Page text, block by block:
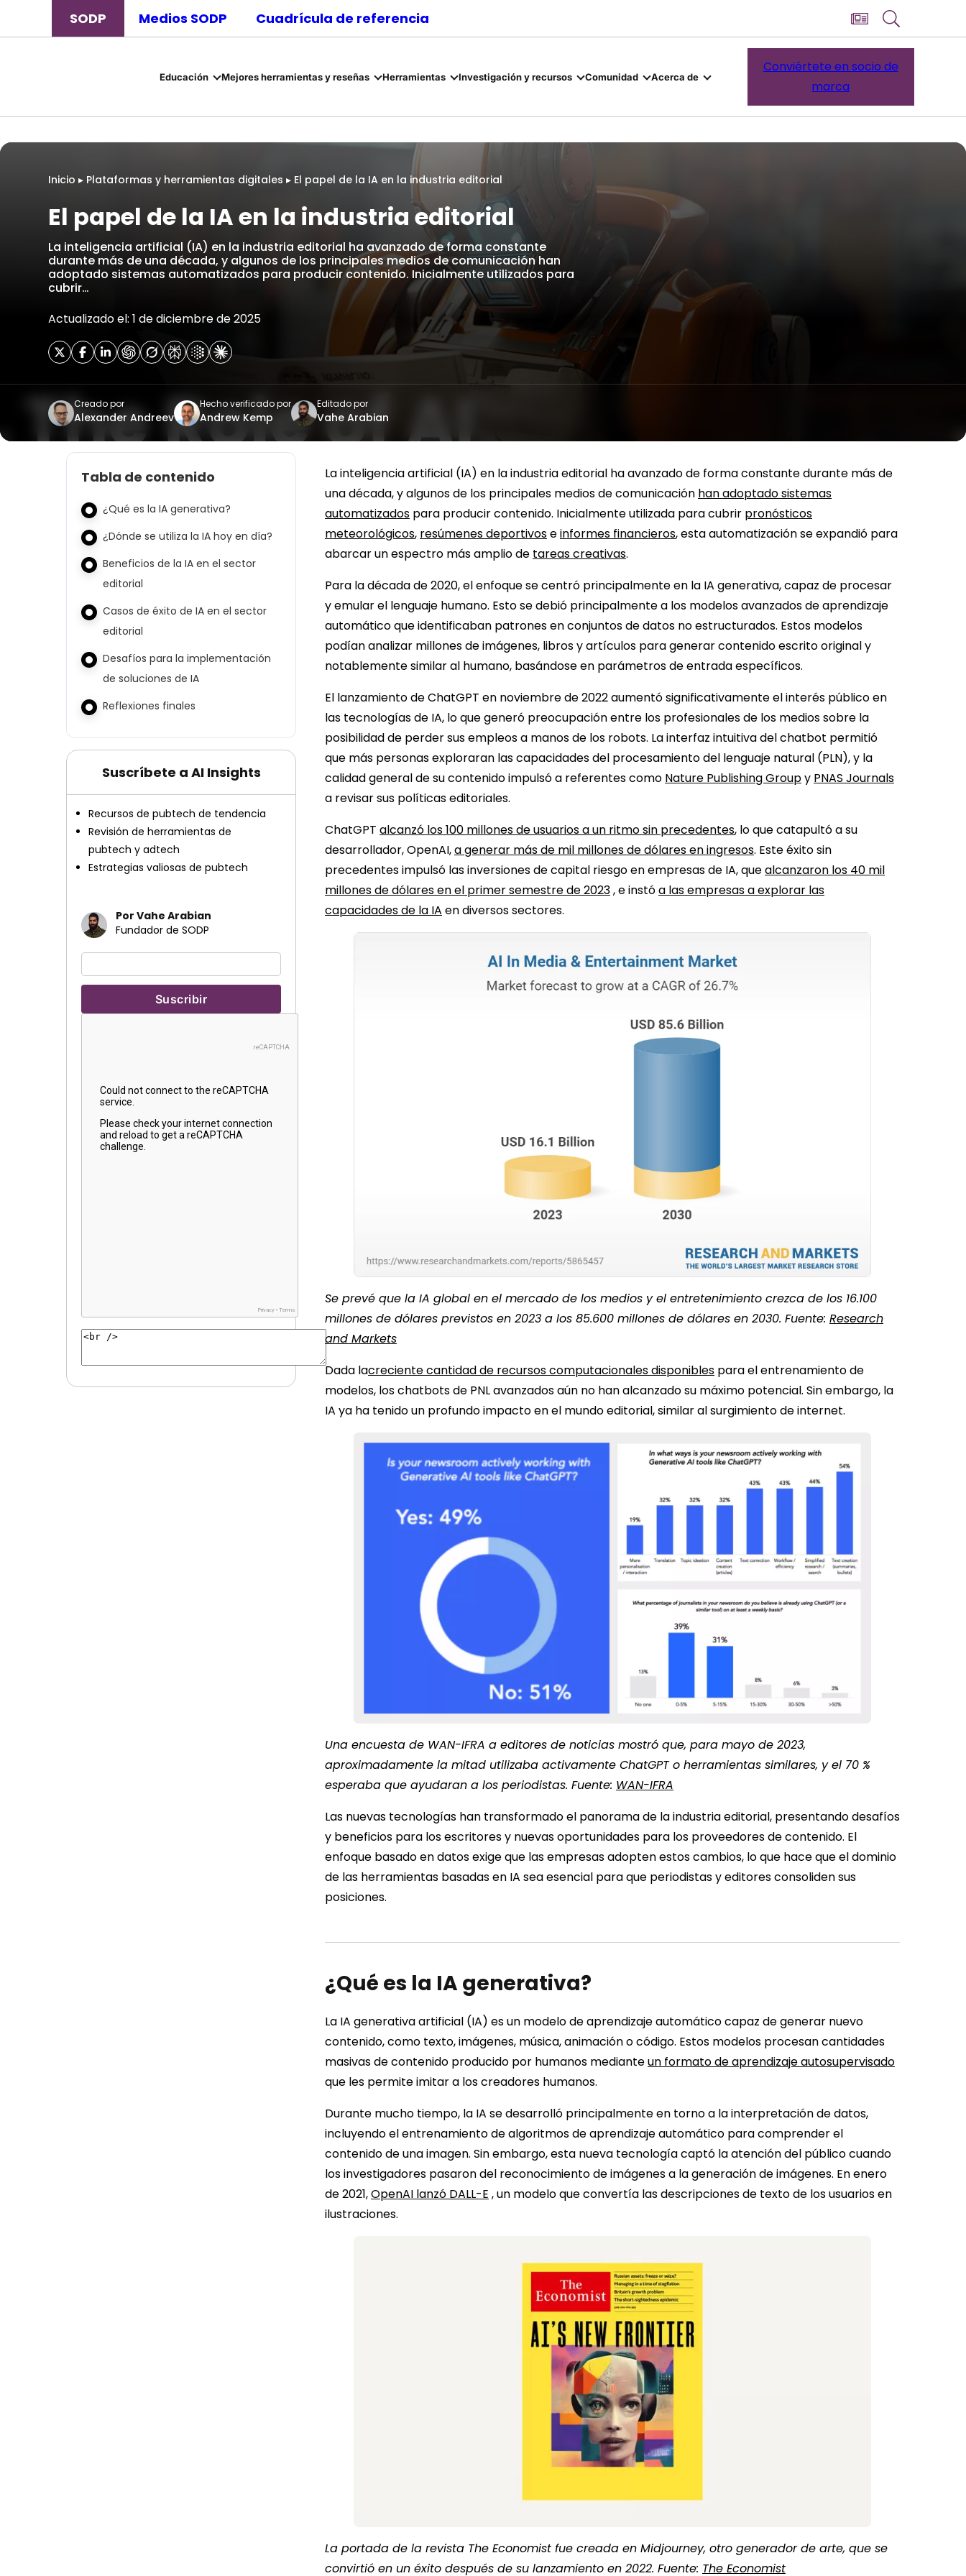
SODP Medios SODP Cuadrícula de referencia
Educación Mejores herramientas y reseñas Herramientas Investigación y recursos Comunidad Acerca de
Conviértete en socio de
marca
Inicio ▸ Plataformas y herramientas digitales ▸ El papel de la IA en la industria editorial
El papel de la IA en la industria editorial
La inteligencia artificial (IA) en la industria editorial ha avanzado de forma constante
durante más de una década, y algunos de los principales medios de comunicación han
adoptado sistemas automatizados para producir contenido. Inicialmente utilizados para
cubrir…
Actualizado el: 1 de diciembre de 2025
Creado por
Alexander Andreev
Hecho verificado por
Andrew Kemp
Editado por
Vahe Arabian
Tabla de contenido
¿Qué es la IA generativa?
¿Dónde se utiliza la IA hoy en día?
Beneficios de la IA en el sector
editorial
Casos de éxito de IA en el sector
editorial
Desafíos para la implementación
de soluciones de IA
Reflexiones finales
Suscríbete a AI Insights
Recursos de pubtech de tendencia
Revisión de herramientas de
pubtech y adtech
Estrategias valiosas de pubtech
Por Vahe Arabian
Fundador de SODP
La inteligencia artificial (IA) en la industria editorial ha avanzado de forma constante durante más de
una década, y algunos de los principales medios de comunicación han adoptado sistemas
automatizados para producir contenido. Inicialmente utilizada para cubrir pronósticos
meteorológicos, resúmenes deportivoseinformes financieros, esta automatización se expandió para
abarcar un espectro más amplio de tareas creativas.
Para la década de 2020, el enfoque se centró principalmente en la IA generativa, capaz de procesar
y emular el lenguaje humano. Esto se debió principalmente a los modelos avanzados de aprendizaje
automático que identificaban patrones en conjuntos de datos no estructurados. Estos modelos
podían analizar millones de imágenes, libros y artículos para generar contenido escrito original y
notablemente similar al humano, basándose en parámetros de entrada específicos.
El lanzamiento de ChatGPT en noviembre de 2022 aumentó significativamente el interés público en
las tecnologías de IA, lo que generó preocupación entre los profesionales de los medios sobre la
posibilidad de perder sus empleos a manos de los robots. La interfaz intuitiva del chatbot permitió
que más personas exploraran las capacidades del procesamiento del lenguaje natural (PLN), y la
calidad general de su contenido impulsó a referentes como Nature Publishing Groupy PNAS Journals
a revisar sus políticas editoriales.
ChatGPT alcanzó los 100 millones de usuarios a un ritmo sin precedentes, lo que catapultó a su
desarrollador, OpenAI,a generar más de mil millones de dólares en ingresos. Este éxito sin
precedentes impulsó las inversiones de capital riesgo en empresas de IA, quealcanzaron los 40 mil
millones de dólares en el primer semestre de 2023, e instóa las empresas a explorar las
capacidades de la IA en diversos sectores.
Se prevé que la IA global en el mercado de los medios y el entretenimiento crezca de los 16.100
millones de dólares previstos en 2023 a los 85.600 millones de dólares en 2030. Fuente: Research
and Markets
Dada lacreciente cantidad de recursos computacionales disponibles para el entrenamiento de
modelos, los chatbots de PNL avanzados aún no han alcanzado su máximo potencial. Sin embargo, la
IA ya ha tenido un profundo impacto en el mundo editorial, similar al surgimiento de internet.
Una encuesta de WAN-IFRA a editores de noticias mostró que, para mayo de 2023,
aproximadamente la mitad utilizaba activamente ChatGPT o herramientas similares, y el 70 %
esperaba que ayudaran a los periodistas. Fuente: WAN-IFRA
Las nuevas tecnologías han transformado el panorama de la industria editorial, presentando desafíos
y beneficios para los escritores y nuevas oportunidades para los proveedores de contenido. El
enfoque basado en datos exige que las empresas adopten estos cambios, lo que hace que el dominio
de las herramientas basadas en IA sea esencial para que periodistas y editores consoliden sus
posiciones.
¿Qué es la IA generativa?
La IA generativa artificial (IA) es un modelo de aprendizaje automático capaz de generar nuevo
contenido, como texto, imágenes, música, animación o código. Estos modelos procesan cantidades
masivas de contenido producido por humanos medianteun formato de aprendizaje autosupervisado
que les permite imitar a los creadores humanos.
Durante mucho tiempo, la IA se desarrolló principalmente en torno a la interpretación de datos,
incluyendo el entrenamiento de algoritmos de aprendizaje automático para comprender el
contenido de una imagen. Sin embargo, esta nueva tecnología captó la atención del público cuando
los investigadores pasaron del reconocimiento de imágenes a la generación de imágenes. En enero
de 2021,OpenAI lanzó DALL-E , un modelo que convertía las descripciones de texto de los usuarios en
ilustraciones.
La portada de la revista The Economist fue creada en Midjourney, otro generador de arte, que se
convirtió en un éxito después de su lanzamiento en 2022. Fuente: The Economist